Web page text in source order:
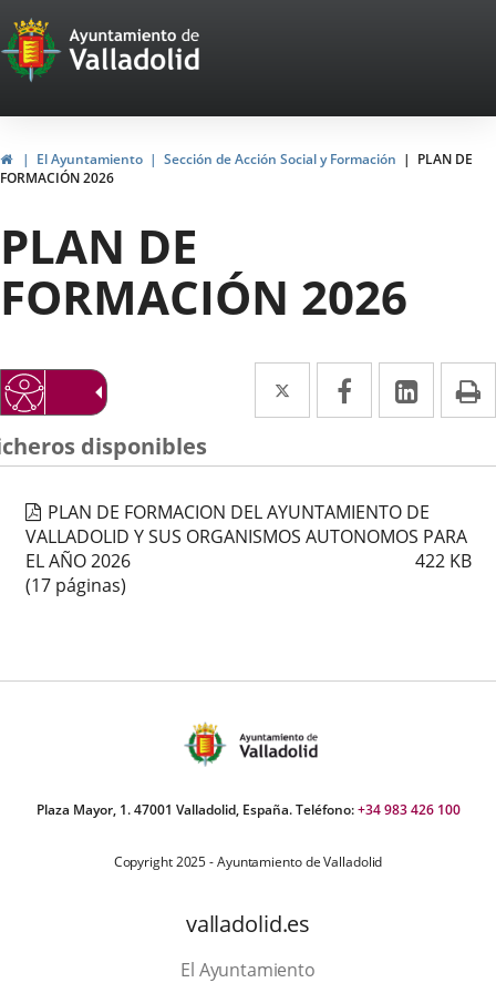
Portal
Web
del
Ayuntamiento
de
Valladolid
InicioEl Ayuntamiento Sección de Acción Social y Formación
PLAN DE
FORMACIÓN 2026
PLAN DE
FORMACIÓN 2026
Twitter
Enlace
a
una
externa.
Facebook
Enlace
a
una
externa.
Enlace
a
una
disponibles
PLAN DE FORMACION DEL AYUNTAMIENTO DE
VALLADOLID Y SUS ORGANISMOS AUTONOMOS PARA
EL AÑO 2026
422 KB
(17 páginas)
Plaza Mayor, 1. 47001 Valladolid, España. Teléfono:+34 983 426 100
Copyright 2025 - Ayuntamiento de Valladolid
valladolid.es
El Ayuntamiento